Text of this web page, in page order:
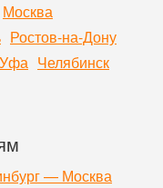
Москва
Ростов-на-Дону
Уфа Челябинск
— Москва